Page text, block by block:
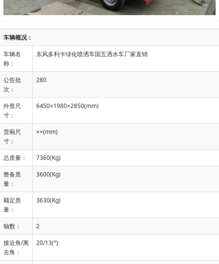
车辆概况：
车辆名
称：
东风多利卡绿化喷洒车国五洒水车厂家直销
公告批
次：
280
外形尺
寸：
6450×1980×2850(mm)
货厢尺
寸：
××(mm)
总质量：
7360(Kg)
整备质
量：
3600(Kg)
额定质
量：
3630(Kg)
轴数：
2
接近角/离
去角：
20/13(°)